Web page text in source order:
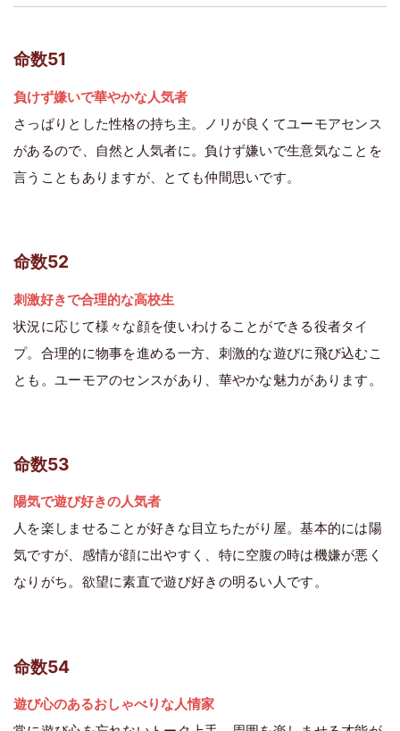
命数51
負けず嫌いで華やかな人気者
さっぱりとした性格の持ち主。ノリが良くてユーモアセンス
があるので、自然と人気者に。負けず嫌いで生意気なことを
言うこともありますが、とても仲間思いです。
命数52
刺激好きで合理的な高校生
状況に応じて様々な顔を使いわけることができる役者タイ
プ。合理的に物事を進める一方、刺激的な遊びに飛び込むこ
とも。ユーモアのセンスがあり、華やかな魅力があります。
命数53
陽気で遊び好きの人気者
人を楽しませることが好きな目立ちたがり屋。基本的には陽
気ですが、感情が顔に出やすく、特に空腹の時は機嫌が悪く
なりがち。欲望に素直で遊び好きの明るい人です。
命数54
遊び心のあるおしゃべりな人情家